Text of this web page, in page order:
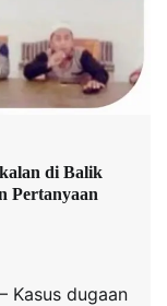
di Balik
Pertanyaan
Kasus dugaan